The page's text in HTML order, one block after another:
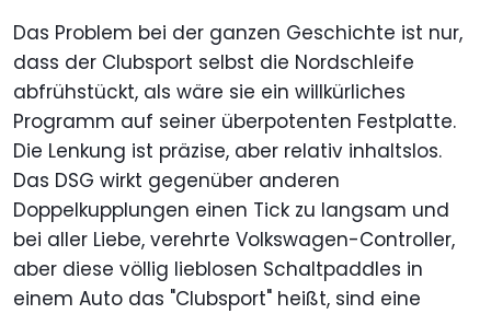
Das Problem bei der ganzen Geschichte ist nur,
dass der Clubsport selbst die Nordschleife
abfrühstückt, als wäre sie ein willkürliches
Programm auf seiner überpotenten Festplatte.
Die Lenkung ist präzise, aber relativ inhaltslos.
Das DSG wirkt gegenüber anderen
Doppelkupplungen einen Tick zu langsam und
bei aller Liebe, verehrte Volkswagen-Controller,
aber diese völlig lieblosen Schaltpaddles in
einem Auto das "Clubsport" heißt, sind eine